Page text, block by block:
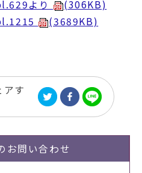
より
(306KB)
(3689KB)
アす
お問い合わせ